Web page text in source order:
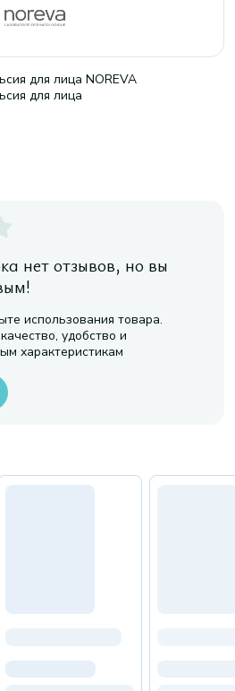
для лица NOREVA
для лица
нет отзывов, но вы
использования товара.
удобство и
характеристикам